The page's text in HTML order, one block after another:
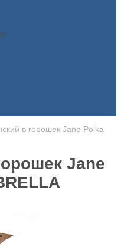
в горошек Jane Polka
Jane